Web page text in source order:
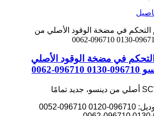
في مضخة الوقود الأصلي
0062
رقم الموديل: 096710-0120 096710-0052